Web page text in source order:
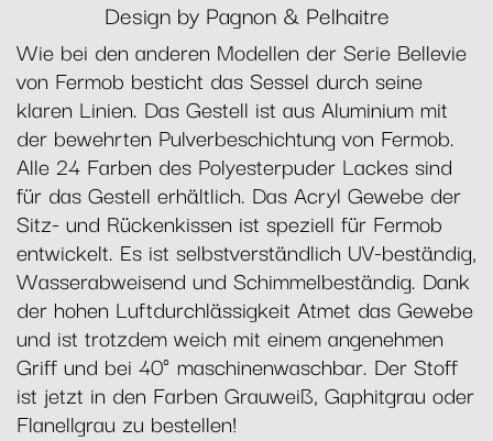
Design by Pagnon & Pelhaitre
Wie bei den anderen Modellen der Serie Bellevie
von Fermob besticht das Sessel durch seine
klaren Linien. Das Gestell ist aus Aluminium mit
der bewehrten Pulverbeschichtung von Fermob.
Alle 24 Farben des Polyesterpuder Lackes sind
für das Gestell erhältlich. Das Acryl Gewebe der
Sitz- und Rückenkissen ist speziell für Fermob
entwickelt. Es ist selbstverständlich UV-beständig,
Wasserabweisend und Schimmelbeständig. Dank
der hohen Luftdurchlässigkeit Atmet das Gewebe
und ist trotzdem weich mit einem angenehmen
Griff und bei 40° maschinenwaschbar. Der Stoff
ist jetzt in den Farben Grauweiß, Gaphitgrau oder
Flanellgrau zu bestellen!